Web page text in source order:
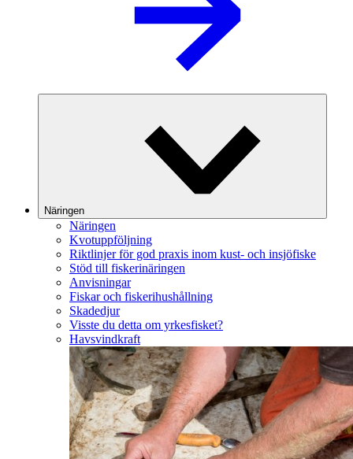
Näringen
Näringen
Kvotuppföljning
Riktlinjer för god praxis inom kust- och insjöfiske
Stöd till fiskerinäringen
Anvisningar
Fiskar och fiskerihushållning
Skadedjur
Visste du detta om yrkesfisket?
Havsvindkraft